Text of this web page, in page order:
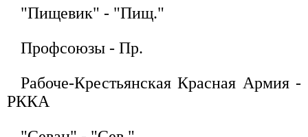
"Пищевик" - "Пищ."
Профсоюзы - Пр.
Рабоче-Крестьянская Красная Армия -
РККА